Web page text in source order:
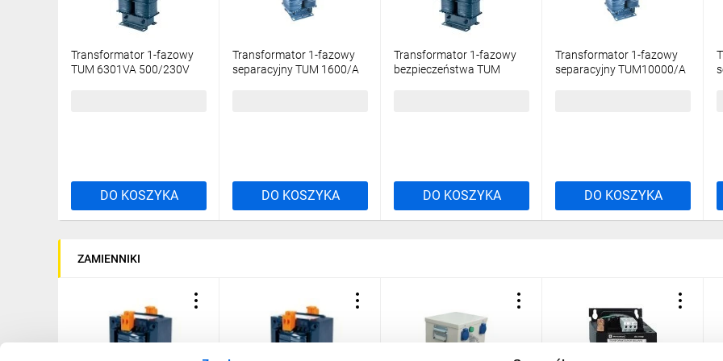
Transformator 1-fazowy
TUM 6301VA 500/230V
DO KOSZYKA
Transformator 1-fazowy
separacyjny TUM 1600/A
DO KOSZYKA
Transformator 1-fazowy
bezpieczeństwa TUM
DO KOSZYKA
Transformator 1-fazowy
separacyjny TUM10000/A
DO KOSZYKA
ZAMIENNIKI